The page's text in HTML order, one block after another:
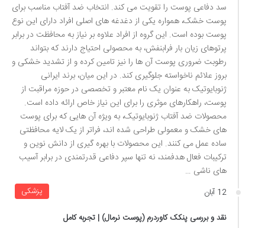
سد دفاعی پوست را تقویت می کند. انتخاب ضد آفتاب مناسب برای
پوست خشک، همواره یکی از دغدغه های اصلی افراد دارای این نوع
پوست بوده است. این گروه از افراد علاوه بر نیاز به محافظت در برابر
پرتوهای زیان بار فرابنفش، به محصولی احتیاج دارند که بتواند
رطوبت ضروری پوست آن ها را نیز تامین کرده و از تشدید خشکی و
بروز علائم ناخواسته جلوگیری کند. در این میان، برند ایرانی
ژنوبایوتیک به عنوان یک نام معتبر و تخصصی در حوزه مراقبت از
پوست، راهکارهای موثری را برای این نیاز خاص ارائه داده است.
محصولات ضد آفتاب ژنوبایوتیک، به ویژه آن هایی که برای پوست
های خشک و معمولی طراحی شده اند، فراتر از یک لایه محافظتی
ساده عمل می کنند. این محصولات با بهره گیری از دانش نوین و
ترکیبات فعال هدفمند، نه تنها سپر دفاعی قدرتمندی در برابر آسیب
های ناشی …
12 آبان پزشکی
نقد و بررسی پنکک کاوردرم (پوست نرمال) | تجربه کامل